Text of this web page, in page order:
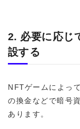
2. 必要に応じ
設する
NFTゲームによっ
の換金などで暗号
あります。